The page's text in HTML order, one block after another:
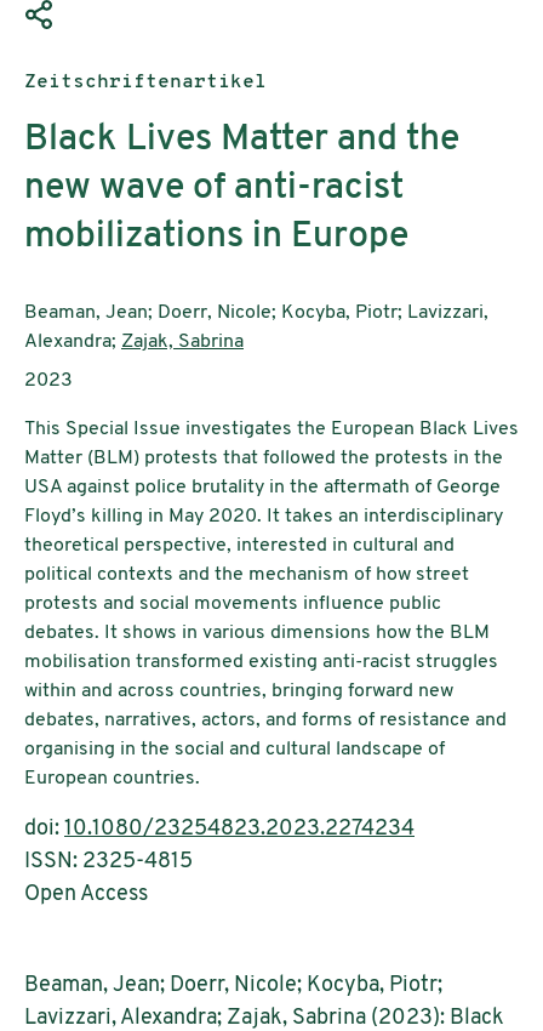
Publikationstyp:
Zeitschriftenartikel
Black Lives Matter and the
new wave of anti-racist
mobilizations in Europe
AutorInnen:
Beaman, Jean; Doerr, Nicole; Kocyba, Piotr; Lavizzari,
Alexandra; Zajak, Sabrina
Publikationsjahr:
2023
This Special Issue investigates the European Black Lives
Matter (BLM) protests that followed the protests in the
USA against police brutality in the aftermath of George
Floyd’s killing in May 2020. It takes an interdisciplinary
theoretical perspective, interested in cultural and
political contexts and the mechanism of how street
protests and social movements influence public
debates. It shows in various dimensions how the BLM
mobilisation transformed existing anti-racist struggles
within and across countries, bringing forward new
debates, narratives, actors, and forms of resistance and
organising in the social and cultural landscape of
European countries.
doi: 10.1080/23254823.2023.2274234
ISSN: 2325-4815
Open Access
Beaman, Jean; Doerr, Nicole; Kocyba, Piotr;
Lavizzari, Alexandra; Zajak, Sabrina (2023): Black